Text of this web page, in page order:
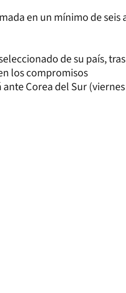
en un mínimo de seis
de su país, tras
los compromisos
Corea del Sur (viernes